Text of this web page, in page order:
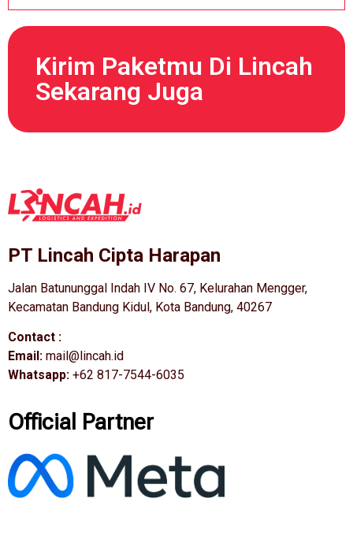
Kirim Paketmu Di Lincah
Sekarang Juga
PT Lincah Cipta Harapan
Jalan Batununggal Indah IV No. 67, Kelurahan Mengger,
Kecamatan Bandung Kidul, Kota Bandung, 40267
Contact :
Email: mail@lincah.id
Whatsapp: +62 817-7544-6035
Official Partner